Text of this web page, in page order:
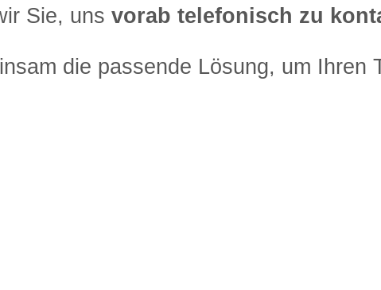
Sie, uns vorab telefonisch zu
die passende Lösung, um Ihren